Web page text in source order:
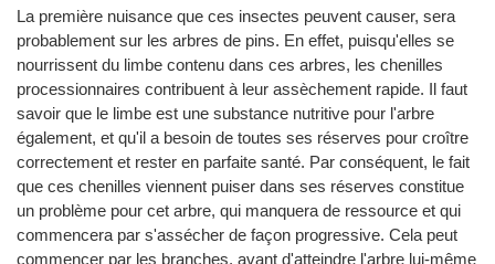
La première nuisance que ces insectes peuvent causer, sera
probablement sur les arbres de pins. En effet, puisqu'elles se
nourrissent du limbe contenu dans ces arbres, les chenilles
processionnaires contribuent à leur assèchement rapide. Il faut
savoir que le limbe est une substance nutritive pour l'arbre
également, et qu'il a besoin de toutes ses réserves pour croître
correctement et rester en parfaite santé. Par conséquent, le fait
que ces chenilles viennent puiser dans ses réserves constitue
un problème pour cet arbre, qui manquera de ressource et qui
commencera par s'assécher de façon progressive. Cela peut
commencer par les branches, avant d'atteindre l'arbre lui-même